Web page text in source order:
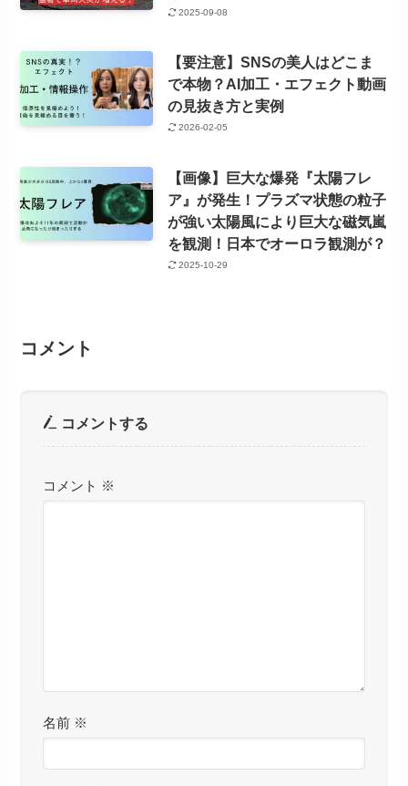
2025-09-08
【要注意】SNSの美人はどこま
で本物？AI加工・エフェクト動画
の見抜き方と実例
2026-02-05
【画像】巨大な爆発『太陽フレ
ア』が発生！プラズマ状態の粒子
が強い太陽風により巨大な磁気嵐
を観測！日本でオーロラ観測が？
2025-10-29
コメント
コメントする
コメント ※
名前 ※